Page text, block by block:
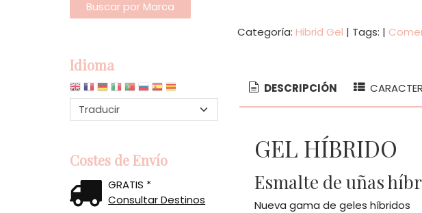
Idioma
Costes de Envío
GRATIS *
Consultar Destinos
Categoría: Hibrid Gel | Tags: |
DESCRIPCIÓN
GEL HÍBRIDO
Esmalte de uñas
Nueva gama de geles híbridos